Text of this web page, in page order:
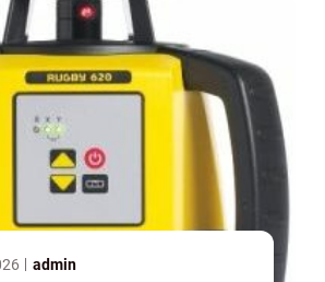
admin